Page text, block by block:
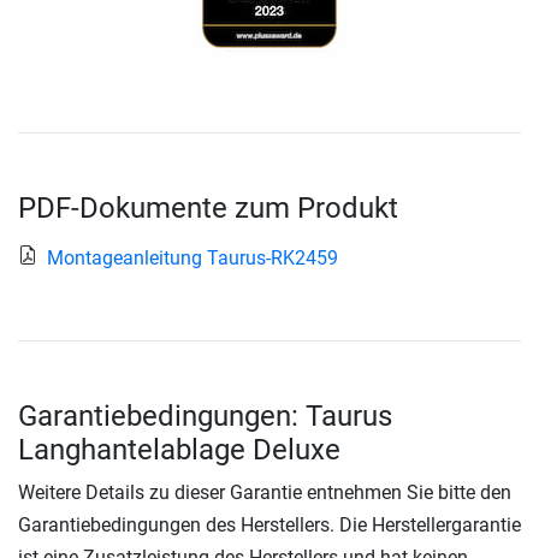
PDF-Dokumente zum Produkt
Montageanleitung Taurus-RK2459
Garantiebedingungen: Taurus
Langhantelablage Deluxe
Weitere Details zu dieser Garantie entnehmen Sie bitte den
Garantiebedingungen des Herstellers. Die Herstellergarantie